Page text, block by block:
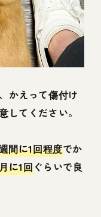
かえって傷付け
してください。
間に1回程度でか
に1回ぐらいで良